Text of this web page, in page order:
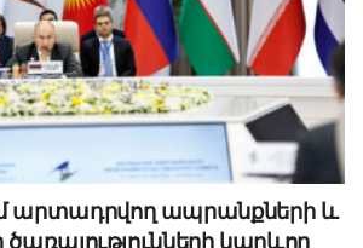
արտադրվող ապրանքների և
կարևոր